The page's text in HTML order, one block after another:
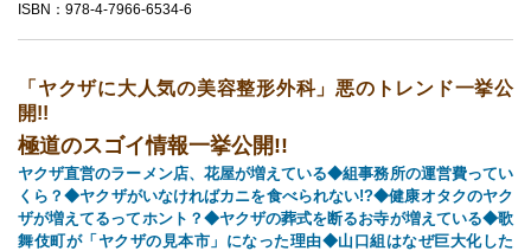
ISBN：978-4-7966-6534-6
「ヤクザに大人気の美容整形外科」悪のトレンド一挙公
開!!
極道のスゴイ情報一挙公開!!
ヤクザ直営のラーメン店、花屋が増えている◆組事務所の運営費ってい
くら？◆ヤクザがいなければカニを食べられない!?◆健康オタクのヤク
ザが増えてるってホント？◆ヤクザの葬式を断るお寺が増えている◆歌
舞伎町が「ヤクザの見本市」になった理由◆山口組はなぜ巨大化した